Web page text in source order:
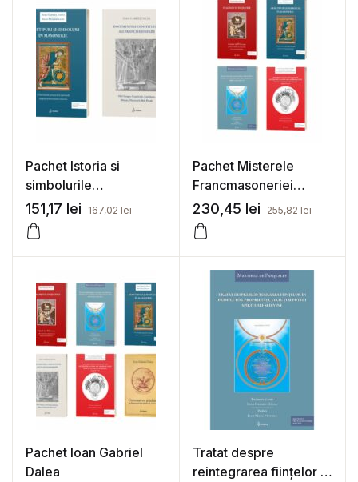
Pachet Istoria si
simbolurile
Francmasoneriei
151,17 lei 167,02lei
Pachet Misterele
Francmasoneriei
Mistice
230,45 lei 255,82lei
Pachet Ioan Gabriel
Dalea
Tratat despre
reintegrarea ființelor în